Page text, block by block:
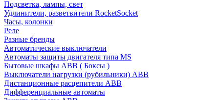
Подсветка, лампы, свет
Удлинители, разветвители RocketSocket
Часы, колонки
Реле
Разные бренды
Автоматические выключатели
Автоматы защиты двигателя типа MS
Бытовые шкафы ABB ( Боксы )
Выключатели нагрузки (рубильники) ABB
Дистанционные расцепители ABB
Дифференциальные автоматы